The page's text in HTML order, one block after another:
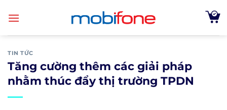
TIN TỨC
Tăng cường thêm các giải pháp
nhằm thúc đẩy thị trường TPDN